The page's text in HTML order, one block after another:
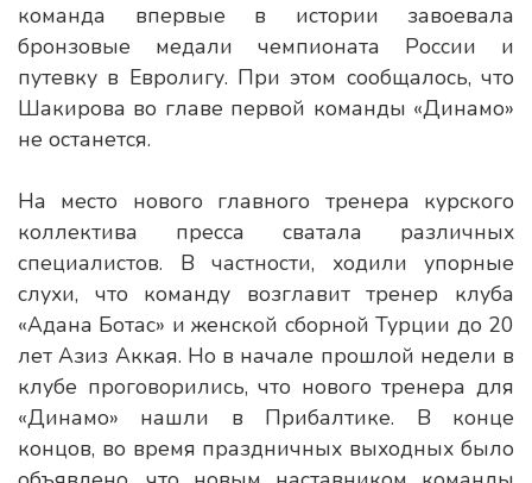
команда впервые в истории завоевала
бронзовые медали чемпионата России и
путевку в Евролигу. При этом сообщалось, что
Шакирова во главе первой команды «Динамо»
не останется.
На место нового главного тренера курского
коллектива пресса сватала различных
специалистов. В частности, ходили упорные
слухи, что команду возглавит тренер клуба
«Адана Ботас» и женской сборной Турции до 20
лет Азиз Аккая. Но в начале прошлой недели в
клубе проговорились, что нового тренера для
«Динамо» нашли в Прибалтике. В конце
концов, во время праздничных выходных было